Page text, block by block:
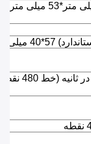
210 میلی متر*85 میلی متر*53 میلی متر ،
میلی متر
حداکثر 70 میلی متر در ثانیه (خط